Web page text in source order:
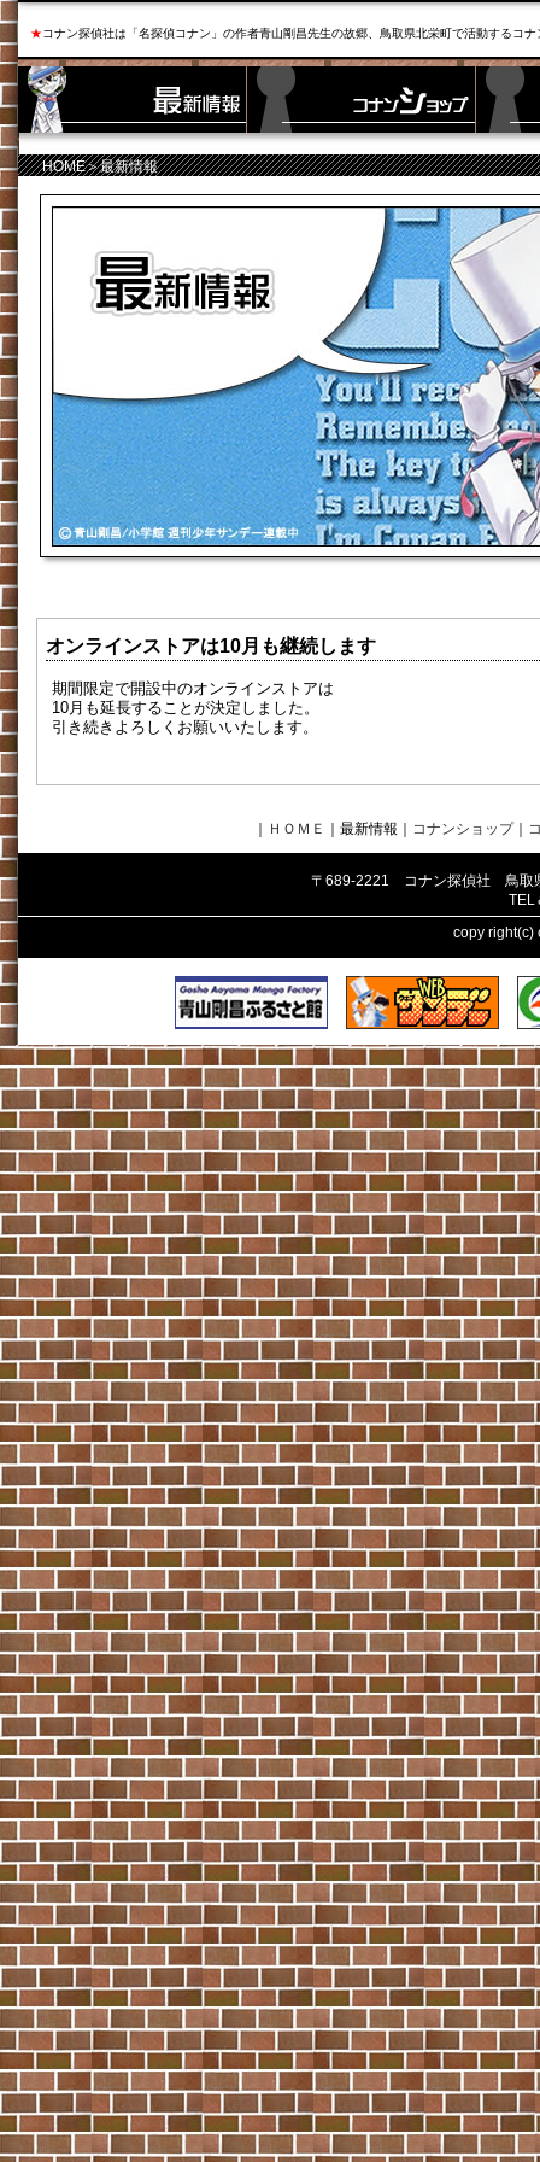
★コナン探偵社は「名探偵コナン」の作者青山剛昌先生の故郷、鳥取県北栄町で活動するコ
HOME＞最新情報
オンラインストアは10月も継続します
期間限定で開設中のオンラインストアは
10月も延長することが決定しました。
引き続きよろしくお願いいたします。
ＨＯＭＥ ｜最新情報 コナンショップ｜
〒689-2221 コナン探偵社 鳥取
TEL
copy right(c)